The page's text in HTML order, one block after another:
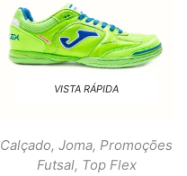
VISTA RÁPIDA
Calçado, Joma, Promoções
Futsal, Top Flex